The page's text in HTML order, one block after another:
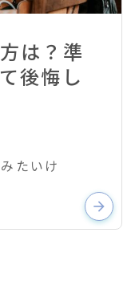
は？準
後悔し
たいけ
arrow_forward